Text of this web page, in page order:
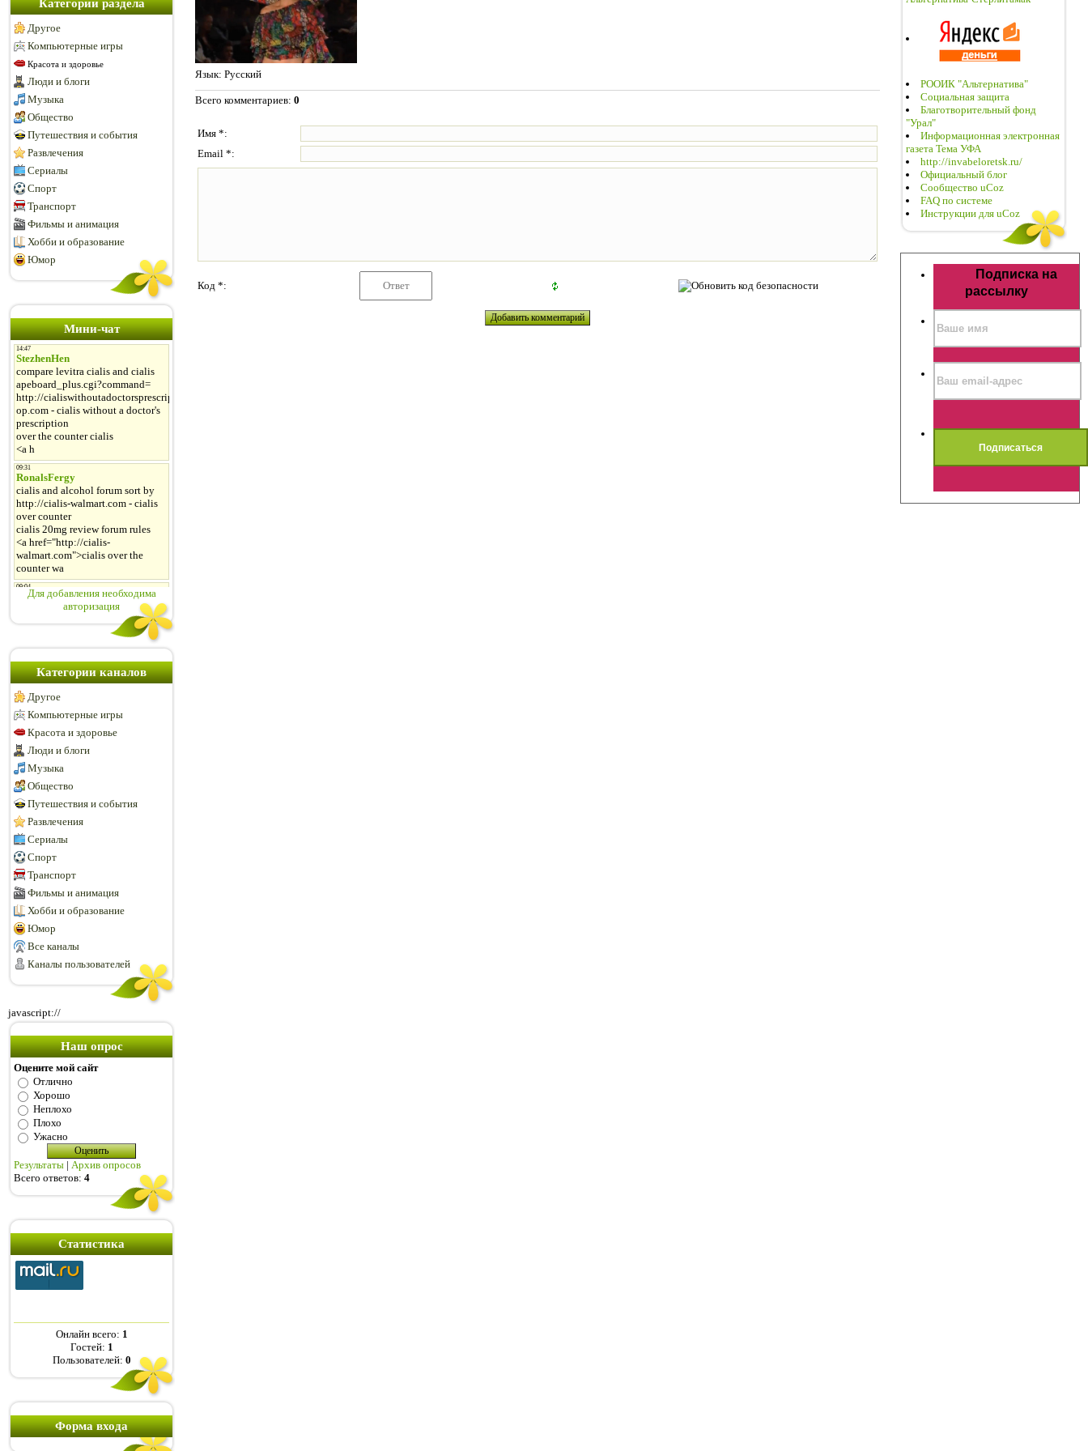
Категории раздела
Другое
Компьютерные игры
Красота и здоровье
Люди и блоги
Музыка
Общество
Путешествия и события
Развлечения
Сериалы
Спорт
Транспорт
Фильмы и анимация
Хобби и образование
Юмор
Мини-чат
Для добавления необходима
авторизация
Категории каналов
Другое
Компьютерные игры
Красота и здоровье
Люди и блоги
Музыка
Общество
Путешествия и события
Развлечения
Сериалы
Спорт
Транспорт
Фильмы и анимация
Хобби и образование
Юмор
Все каналы
Каналы пользователей
javascript://
Наш опрос
Оцените мой сайт
Отлично
Хорошо
Неплохо
Плохо
Ужасно
Результаты | Архив опросов
Всего ответов: 4
Статистика
Онлайн всего: 1
Гостей: 1
Пользователей: 0
Форма входа
Язык: Русский
Всего комментариев: 0
Имя *:
Email *:
Код *:
РООИК "Альтернатива"
Социальная защита
Благотворительный фонд
"Урал"
Информационная электронная
газета Тема УФА
http://invabeloretsk.ru/
Официальный блог
Сообщество uCoz
FAQ по системе
Инструкции для uCoz
Подписка на
рассылку